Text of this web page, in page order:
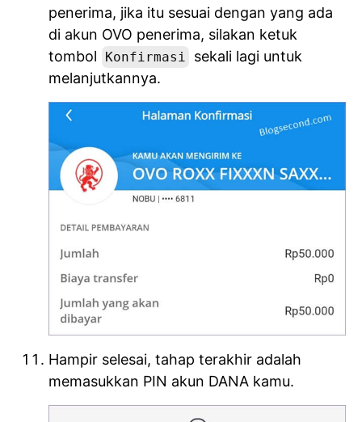
penerima, jika itu sesuai dengan yang ada
di akun OVO penerima, silakan ketuk
tombol
Konfirmasi
sekali lagi untuk
melanjutkannya.
Hampir selesai, tahap terakhir adalah
memasukkan PIN akun DANA kamu.